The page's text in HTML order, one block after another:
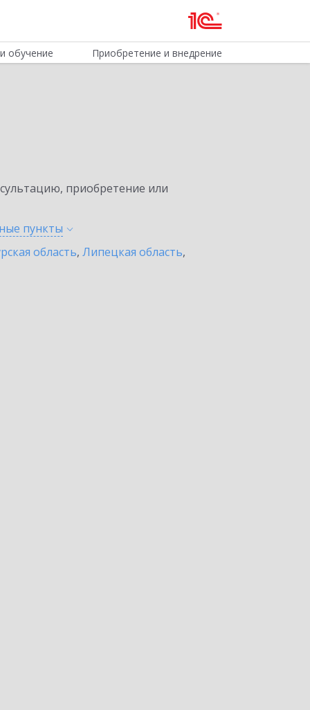
обучение Приобретение и внедрение
приобретение или
пункты
область, Липецкая область,